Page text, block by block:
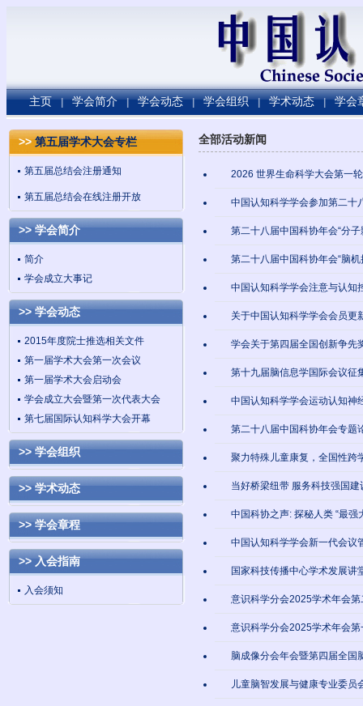
主页 | 学会简介 | 学会动态 | 学会组织 | 学术动态 | 学会
>>第五届学术大会专栏
第五届总结会注册通知
第五届总结会在线注册开放
>> 学会简介
简介
学会成立大事记
>> 学会动态
2015年度院士推选相关文件
第一届学术大会第一次会议
第一届学术大会启动会
学会成立大会暨第一次代表大会
第七届国际认知科学大会开幕
>> 学会组织
>> 学术动态
>> 学会章程
>> 入会指南
入会须知
全部活动新闻
2026 世界生命科学大会第一
中国认知科学学会参加第二十
第二十八届中国科协年会“分
第二十八届中国科协年会“脑
中国认知科学学会注意与认知
关于中国认知科学学会会员更
学会关于第四届全国创新争先
第十九届脑信息学国际会议征
中国认知科学学会运动认知神
第二十八届中国科协年会专题
聚力特殊儿童康复，全国性跨
当好桥梁纽带 服务科技强国建
中国科协之声: 探秘人类 “最强
中国认知科学学会新一代会议
国家科技传播中心学术发展讲
意识科学分会2025学术年会第
意识科学分会2025学术年会第
脑成像分会年会暨第四届全国
儿童脑智发展与健康专业委员